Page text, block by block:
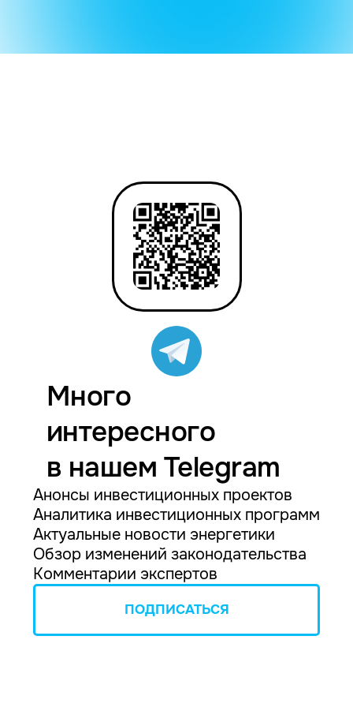
Много
интересного
в нашем Telegram
Анонсы инвестиционных проектов
Аналитика инвестиционных программ
Актуальные новости энергетики
Обзор изменений законодательства
Комментарии экспертов
ПОДПИСАТЬСЯ